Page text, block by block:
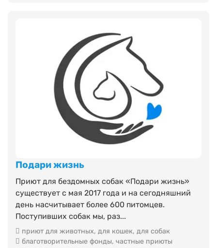
Подари жизнь
Приют для бездомных собак «Подари жизнь»
существует с мая 2017 года и на сегодняшний
день насчитывает более 600 питомцев.
Поступивших собак мы, раз...
приют для животных, для кошек, для собак
благотворительные фонды, частные приюты